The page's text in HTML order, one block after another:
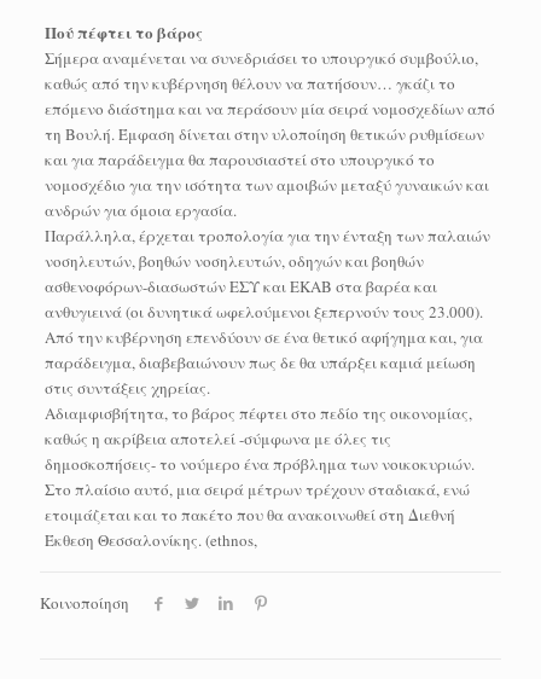
Πού πέφτει το βάρος
Σήμερα αναμένεται να συνεδριάσει το υπουργικό συμβούλιο,
καθώς από την κυβέρνηση θέλουν να πατήσουν… γκάζι το
επόμενο διάστημα και να περάσουν μία σειρά νομοσχεδίων από
τη Βουλή. Έμφαση δίνεται στην υλοποίηση θετικών ρυθμίσεων
και για παράδειγμα θα παρουσιαστεί στο υπουργικό το
νομοσχέδιο για την ισότητα των αμοιβών μεταξύ γυναικών και
ανδρών για όμοια εργασία.
Παράλληλα, έρχεται τροπολογία για την ένταξη των παλαιών
νοσηλευτών, βοηθών νοσηλευτών, οδηγών και βοηθών
ασθενοφόρων-διασωστών ΕΣΥ και ΕΚΑΒ στα βαρέα και
ανθυγιεινά (οι δυνητικά ωφελούμενοι ξεπερνούν τους 23.000).
Από την κυβέρνηση επενδύουν σε ένα θετικό αφήγημα και, για
παράδειγμα, διαβεβαιώνουν πως δε θα υπάρξει καμιά μείωση
στις συντάξεις χηρείας.
Αδιαμφισβήτητα, το βάρος πέφτει στο πεδίο της οικονομίας,
καθώς η ακρίβεια αποτελεί -σύμφωνα με όλες τις
δημοσκοπήσεις- το νούμερο ένα πρόβλημα των νοικοκυριών.
Στο πλαίσιο αυτό, μια σειρά μέτρων τρέχουν σταδιακά, ενώ
ετοιμάζεται και το πακέτο που θα ανακοινωθεί στη Διεθνή
Έκθεση Θεσσαλονίκης. (ethnos,
Κοινοποίηση